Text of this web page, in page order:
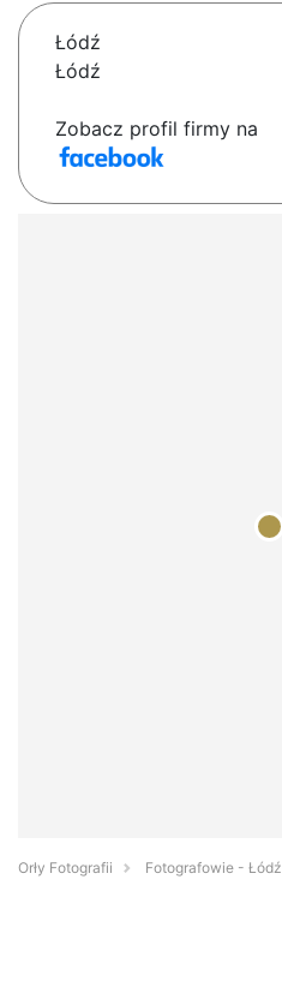
Łódź
Łódź
Zobacz profil firmy na
Orły Fotografii Fotografowie - Łódź